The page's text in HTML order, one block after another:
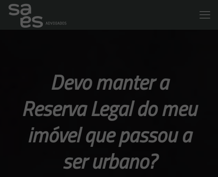
Devo manter a
Reserva Legal do meu
imóvel que passou a
ser urbano?